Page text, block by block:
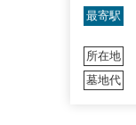
最寄駅
所在地
墓地代